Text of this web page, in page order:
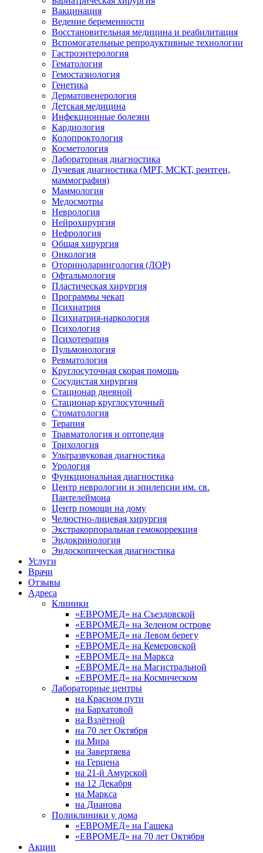
Вакцинация
Ведение беременности
Восстановительная медицина и реабилитация
Вспомогательные репродуктивные технологии
Гастроэнтерология
Гематология
Гемостазиология
Генетика
Дерматовенерология
Детская медицина
Инфекционные болезни
Кардиология
Колопроктология
Косметология
Лабораторная диагностика
Лучевая диагностика (МРТ, МСКТ, рентген,
маммография)
Маммология
Медосмотры
Неврология
Нейрохирургия
Нефрология
Общая хирургия
Онкология
Оториноларингология (ЛОР)
Офтальмология
Пластическая хирургия
Программы чекап
Психиатрия
Психиатрия-наркология
Психология
Психотерапия
Пульмонология
Ревматология
Круглосуточная скорая помощь
Сосудистая хирургия
Стационар дневной
Стационар круглосуточный
Стоматология
Терапия
Травматология и ортопедия
Трихология
Ультразвуковая диагностика
Урология
Функциональная диагностика
Центр неврологии и эпилепсии им. св.
Пантелеймона
Центр помощи на дому
Челюстно-лицевая хирургия
Экстракорпоральная гемокоррекция
Эндокринология
Эндоскопическая диагностика
Услуги
Врачи
Отзывы
Адреса
Клиники
«ЕВРОМЕД» на Съездовской
«ЕВРОМЕД» на Зеленом острове
«ЕВРОМЕД» на Левом берегу
«ЕВРОМЕД» на Кемеровской
«ЕВРОМЕД» на Маркса
«ЕВРОМЕД» на Магистральной
«ЕВРОМЕД» на Космическом
Лабораторные центры
на Красном пути
на Бархатовой
на Взлётной
на 70 лет Октября
на Мира
на Завертяева
на Герцена
на 21-й Амурской
на 12 Декабря
на Маркса
на Дианова
Поликлиники у дома
«ЕВРОМЕД» на Гашека
«ЕВРОМЕД» на 70 лет Октября
Акции